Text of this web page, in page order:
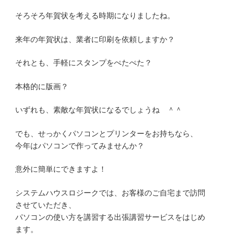
そろそろ年賀状を考える時期になりましたね。
来年の年賀状は、業者に印刷を依頼しますか？
それとも、手軽にスタンプをぺたぺた？
本格的に版画？
いずれも、素敵な年賀状になるでしょうね ＾＾
でも、せっかくパソコンとプリンターをお持ちなら、
今年はパソコンで作ってみませんか？
意外に簡単にできますよ！
システムハウスロジークでは、お客様のご自宅まで訪問
させていただき、
パソコンの使い方を講習する出張講習サービスをはじめ
ます。